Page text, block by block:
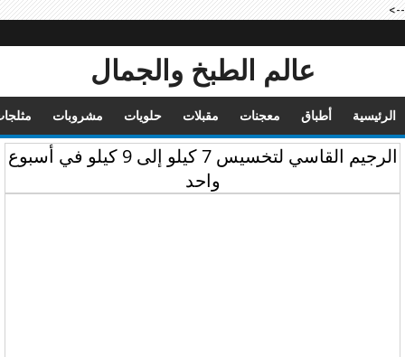
-->
عالم الطبخ والجمال
الرئيسية أطباق معجنات مقبلات حلويات مشروبات
الرجيم القاسي لتخسيس 7 كيلو إلى 9 كيلو في أسبوع
واحد